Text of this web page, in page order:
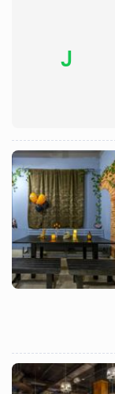
J
Назад